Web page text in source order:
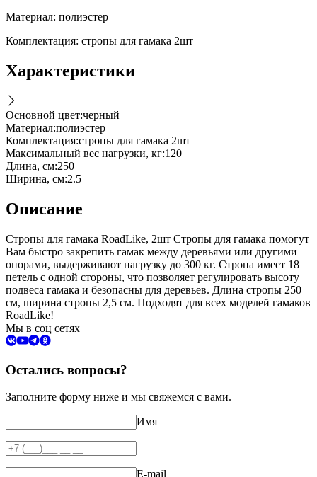
Материал: полиэстер
Комплектация: стропы для гамака 2шт
Характеристики
Основной цвет:черный
Материал:полиэстер
Комплектация:стропы для гамака 2шт
Максимальный вес нагрузки, кг:120
Длина, см:250
Ширина, см:2.5
Описание
Стропы для гамака RoadLike, 2шт Стропы для гамака помогут
Вам быстро закрепить гамак между деревьями или другими
опорами, выдерживают нагрузку до 300 кг. Стропа имеет 18
петель с одной стороны, что позволяет регулировать высоту
подвеса гамака и безопасны для деревьев. Длина стропы 250
см, ширина стропы 2,5 см. Подходят для всех моделей гамаков
RoadLike!
Мы в соц сетях
Остались вопросы?
Заполните форму ниже и мы свяжемся с вами.
Имя
E-mail